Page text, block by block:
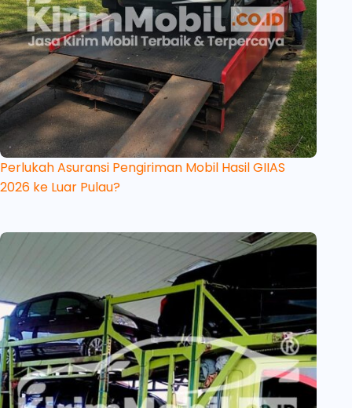
Perlukah Asuransi Pengiriman Mobil Hasil GIIAS
2026 ke Luar Pulau?